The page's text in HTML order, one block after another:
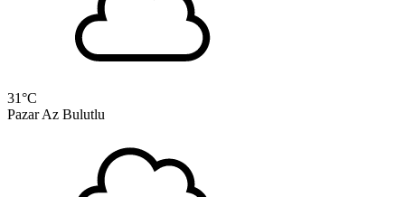
31°C
Pazar Az Bulutlu